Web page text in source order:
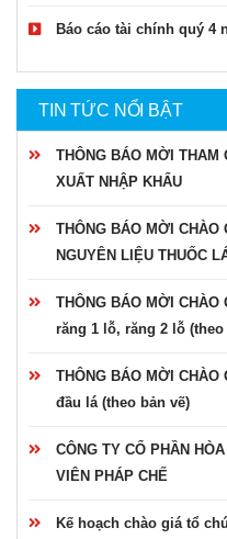
Báo cáo tài chính quý 4
TIN TỨC NỔI BẬT
THÔNG BÁO MỜI THAM
XUẤT NHẬP KHẨU
THÔNG BÁO MỜI CHÀO
NGUYÊN LIỆU THUỐC
THÔNG BÁO MỜI
răng 1 lỗ, răng 2 lỗ (theo
THÔNG BÁO MỜI
đầu lá (theo bản vẽ)
CÔNG TY CỔ PHẦN
VIÊN PHÁP CHẾ
Kế hoạch chào giá tổ